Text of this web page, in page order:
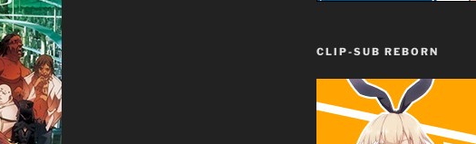
CLIP-SUB REBORN